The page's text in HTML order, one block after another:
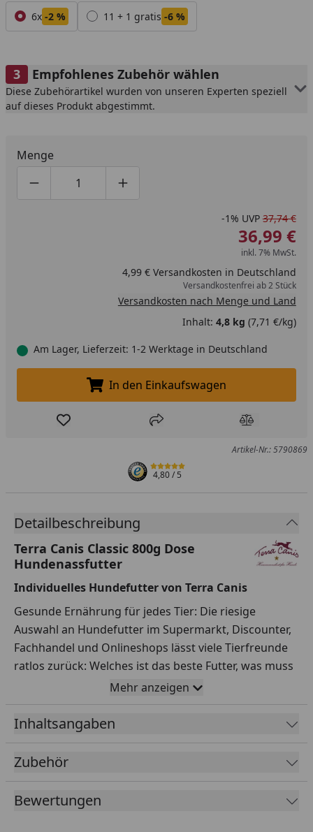
Alle anzeigen (2)
6x -2 % 11 + 1 gratis -6 %
Empfohlenes Zubehör wählen
Diese Zubehörartikel wurden von unseren Experten speziell
auf dieses Produkt abgestimmt.
Menge
Produktmenge um eins verringern
Produktmenge manuell eingeben
Produktmenge um eins erhöhen
-1% UVP 37,74 €
36,99 €
inkl. 7% MwSt.
4,99 € Versandkosten in Deutschland
Versandkostenfrei ab 2 Stück
Versandkosten nach Menge und Land
Inhalt: 4,8 kg (7,71 €/kg)
Am Lager, Lieferzeit: 1-2 Werktage in Deutschland
In den Einkaufswagen legen
In den Einkaufswagen
Produkt zur Wunschliste hinzufügen
Teilen Produkt
Artikel-Nr.: 5790869
4,80/ 5
Detailbeschreibung
Terra Canis Classic 800g Dose
Hundenassfutter
Individuelles Hundefutter von Terra Canis
Gesunde Ernährung für jedes Tier: Die riesige
Auswahl an Hundefutter im Supermarkt, Discounter,
Fachhandel und Onlineshops lässt viele Tierfreunde
ratlos zurück: Welches ist das beste Futter, was muss
eine gesunde Hundenahrung enthalten und gebe ich
besser Nassfutter oder Trockenfutter? Terra Canis
hat sich mit diesen Fragen intensiv auseinander
Tiernahrung beraten lassen.
Die wichtigsten Erkenntnisse
Gesundes Hundefutter sollte nur natürliche
Mehr anzeigen
Inhaltsangaben
Zubehör
Bewertungen